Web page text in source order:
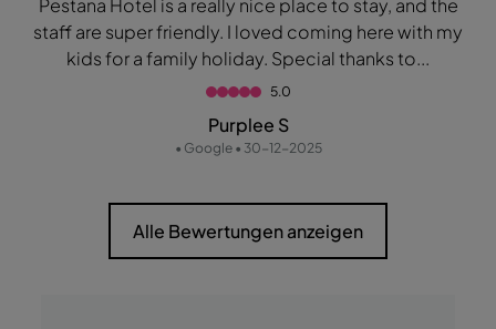
staff are super friendly. I loved coming here with my
kids for a family holiday. Special thanks to...
5.0
Purplee S
• Google • 30-12-2025
Alle Bewertungen anzeigen